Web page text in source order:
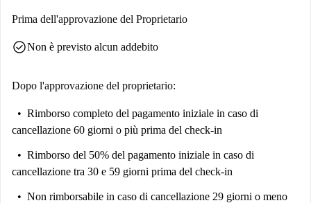
Prima dell'approvazione del Proprietario
check_circleNon è previsto alcun addebito
Dopo l'approvazione del proprietario:
Rimborso completo del pagamento iniziale in caso di
cancellazione 60 giorni o più prima del check-in
Rimborso del 50% del pagamento iniziale in caso di
cancellazione tra 30 e 59 giorni prima del check-in
Non rimborsabile in caso di cancellazione 29 giorni o meno